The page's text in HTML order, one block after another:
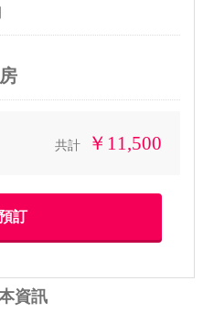
共計 ￥11,500
資訊